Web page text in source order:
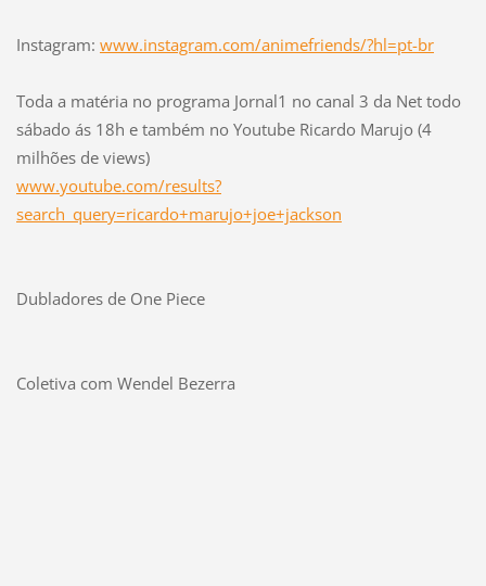
Instagram: www.instagram.com/animefriends/?hl=pt-br
Toda a matéria no programa Jornal1 no canal 3 da Net todo
sábado ás 18h e também no Youtube Ricardo Marujo (4
milhões de views)
www.youtube.com/results?
search_query=ricardo+marujo+joe+jackson
Dubladores de One Piece
Coletiva com Wendel Bezerra